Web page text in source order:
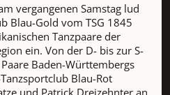
vergangenen Samstag lud
Blau-Gold vom TSG 1845
Tanzpaare der
ein. Von der D- bis zur S-
Baden-Württembergs
Blau-Rot
und Patrick Dreizehnter an